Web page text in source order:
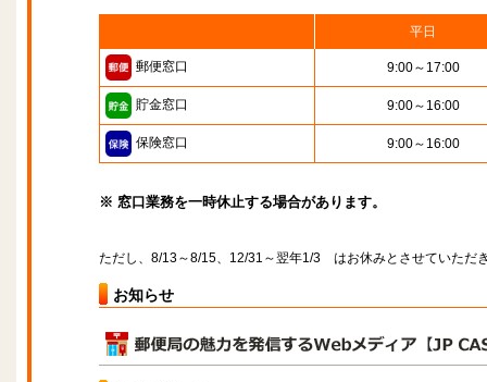
平日
郵便窓口 9:00～17:00
貯金窓口 9:00～16:00
保険窓口 9:00～16:00
※ 窓口業務を一時休止する場合があります。
ただし、8/13～8/15、12/31～翌年1/3 はお休みとさせていただ
お知らせ